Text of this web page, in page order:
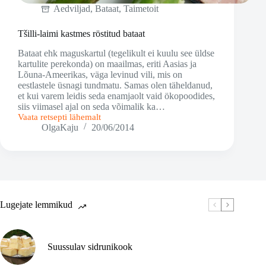
Aedviljad, Bataat, Taimetoit
Tšilli-laimi kastmes röstitud bataat
Bataat ehk maguskartul (tegelikult ei kuulu see üldse
kartulite perekonda) on maailmas, eriti Aasias ja
Lõuna-Ameerikas, väga levinud vili, mis on
eestlastele üsnagi tundmatu. Samas olen täheldanud,
et kui varem leidis seda enamjaolt vaid ökopoodides,
siis viimasel ajal on seda võimalik ka…
Vaata retsepti lähemalt
Tšilli-
OlgaKaju 20/06/2014
Lugejate lemmikud
Suussulav sidrunikook